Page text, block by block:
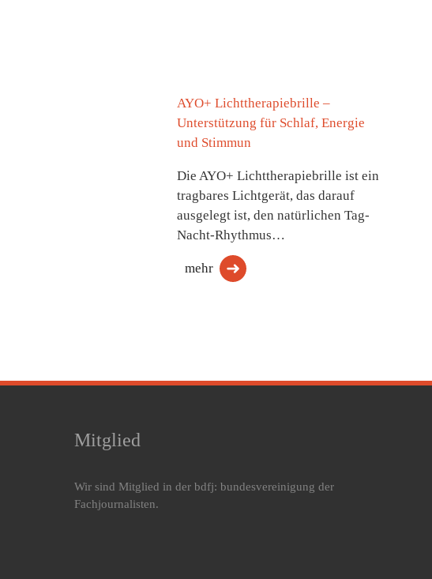
AYO+ Lichttherapiebrille –
Unterstützung für Schlaf, Energie
und Stimmun
Die AYO+ Lichttherapiebrille ist ein
tragbares Lichtgerät, das darauf
ausgelegt ist, den natürlichen Tag-
Nacht-Rhythmus…
mehr
Mitglied
Wir sind Mitglied in der bdfj: bundesvereinigung der
Fachjournalisten.